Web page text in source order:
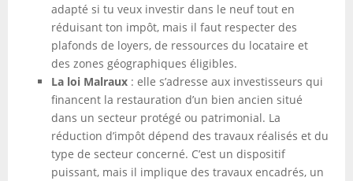
adapté si tu veux investir dans le neuf tout en
réduisant ton impôt, mais il faut respecter des
plafonds de loyers, de ressources du locataire et
des zones géographiques éligibles.
La loi Malraux : elle s’adresse aux investisseurs qui
financent la restauration d’un bien ancien situé
dans un secteur protégé ou patrimonial. La
réduction d’impôt dépend des travaux réalisés et du
type de secteur concerné. C’est un dispositif
puissant, mais il implique des travaux encadrés, un